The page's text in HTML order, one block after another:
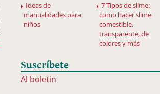
Ideas de
manualidades para
niños
7 Tipos de slime:
como hacer slime
comestible,
transparente, de
colores y más
Suscríbete
Al boletin